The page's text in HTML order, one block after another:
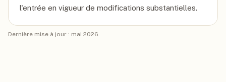
l'entrée en vigueur de modifications substantielles.
Dernière mise à jour : mai 2026.